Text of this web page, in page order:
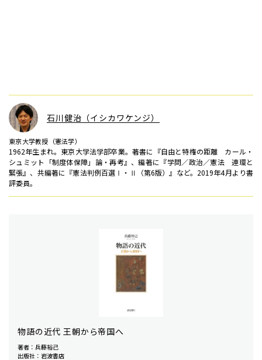
石川健治（イシカワケンジ）
東京大学教授（憲法学）
1962年生まれ。東京大学法学部卒業。著書に『自由と特権の距離 カール・
シュミット「制度体保障」論・再考』、編著に『学問／政治／憲法 連環と
緊張』、共編著に『憲法判例百選Ⅰ・Ⅱ（第6版）』など。2019年4月より書
評委員。
物語の近代 王朝から帝国へ
著者：兵藤裕己
出版社：岩波書店